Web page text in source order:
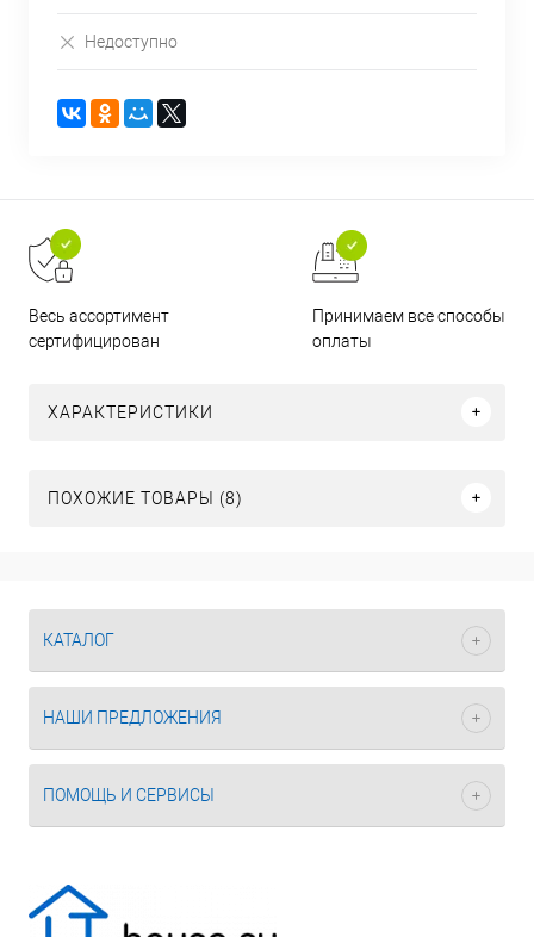
Недоступно
Весь ассортимент
сертифицирован
Принимаем все способы
оплаты
ХАРАКТЕРИСТИКИ
ПОХОЖИЕ ТОВАРЫ (8)
КАТАЛОГ
НАШИ ПРЕДЛОЖЕНИЯ
ПОМОЩЬ И СЕРВИСЫ